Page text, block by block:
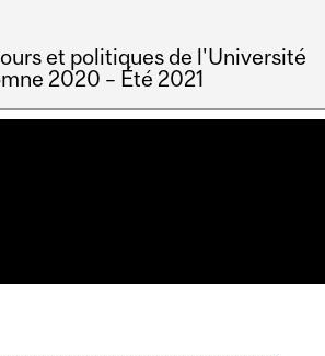
et politiques de l'Université
2020 – Été 2021